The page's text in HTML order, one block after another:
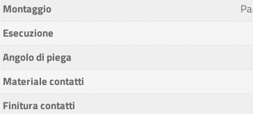
Montaggio
Esecuzione
Angolo di piega
Materiale contatti
Finitura contatti